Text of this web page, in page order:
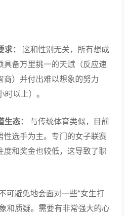
：
这和性别无关，所有想成
具备万里挑一的天赋（反应速
商）并付出难以想象的努力
时以上）。
态：
与传统体育类似，目前
性选手为主。专门的女子联赛
度和奖金也较低，这导致了职
可避免地会面对一些“女生打
和质疑。需要有非常强大的心